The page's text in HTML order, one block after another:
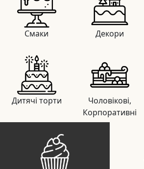
Смаки Декори
Дитячі торти
Чоловікові,
Корпоративні